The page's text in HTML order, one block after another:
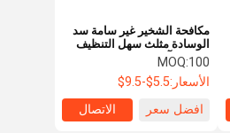
مكافحة الشخير غير سامة سد
الوسادة مثلث سهل التنظيف
لتخفيف آلام الظهر
MOQ:100
الأسعار:5.5$-9.5$
افضل سعر
الاتصال